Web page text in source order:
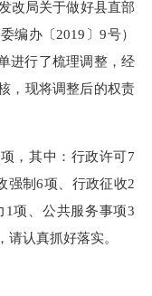
改局关于做好县直部
编办〔2019〕9号）
进行了梳理调整，经
，现将调整后的权责
项，其中：行政许可7
强制6项、行政征收2
项、 公共服务事项3
请认真抓好落实。